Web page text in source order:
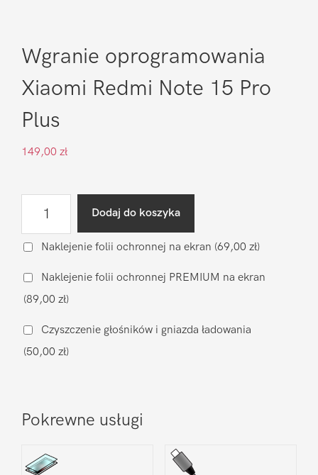
Wgranie oprogramowania
Xiaomi Redmi Note 15 Pro
Plus
149,00 zł
oprogramowania
Redmi
Note
15
Pro
Dodaj do koszyka
Naklejenie folii ochronnej na ekran (69,00 zł)
Naklejenie folii ochronnej PREMIUM na ekran
(89,00 zł)
Czyszczenie głośników i gniazda ładowania
(50,00 zł)
Pokrewne usługi